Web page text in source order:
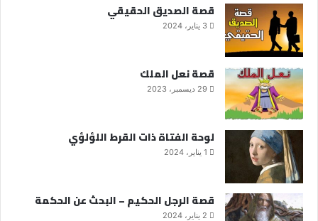
قصة الصديق الحقيقي
3 يناير، 2024
قصة نعل الملك
29 ديسمبر، 2023
لوحة الفتاة ذات القرط اللؤلؤي
1 يناير، 2024
قصة الرجل الحكيم – البحث عن الحكمة
2 يناير، 2024